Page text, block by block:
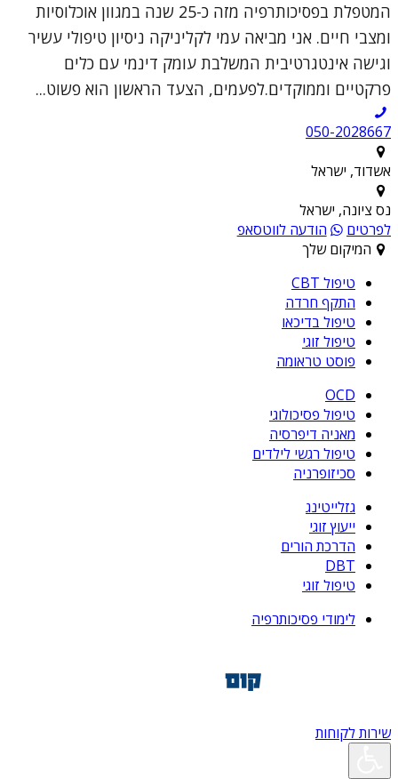
המטפלת בפסיכותרפיה מזה כ-25 שנה במגוון אוכלוסיות
ומצבי חיים. אני מביאה עמי לקליניקה ניסיון טיפולי עשיר
וגישה אינטגרטיבית המשלבת עומק דינמי עם כלים
פרקטיים וממוקדים.לפעמים, הצעד הראשון הוא פשוט...
050-2028667
אשדוד, ישראל
נס ציונה, ישראל
לפרטים
הודעה לווטסאפ
המיקום שלך
טיפול CBT
התקף חרדה
טיפול בדיכאו
טיפול זוגי
פוסט טראומה
OCD
טיפול פסיכולוגי
מאניה דיפרסיה
טיפול רגשי לילדים
סכיזופרניה
גזלייטינג
ייעוץ זוגי
הדרכת הורים
DBT
טיפול זוגי
לימודי פסיכותרפיה
שירות לקוחות